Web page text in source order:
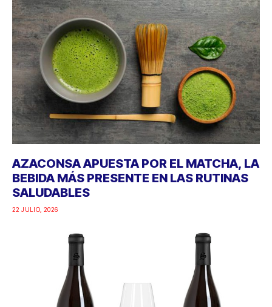
AZACONSA APUESTA POR EL MATCHA, LA
BEBIDA MÁS PRESENTE EN LAS RUTINAS
SALUDABLES
22 JULIO, 2026